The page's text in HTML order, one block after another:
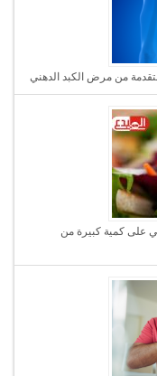
من مرض الكبد الدهني
على كمية كبيرة من